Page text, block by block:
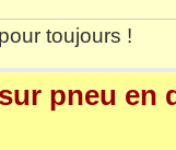
toujours !
pneu en